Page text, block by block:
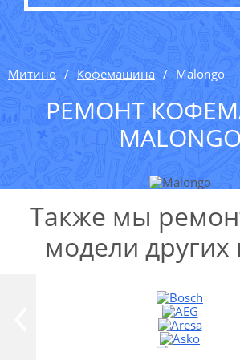
Митино Кофемашина Malongo
РЕМОНТ
MALONGO
УЗНАТЬ
Выезд и
Также мы
модели